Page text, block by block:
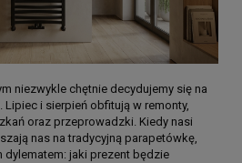
niezwykle chętnie decydujemy się na
Lipiec i sierpień obfitują w remonty,
oraz przeprowadzki. Kiedy nasi
nas na tradycyjną parapetówkę,
jaki prezent będzie